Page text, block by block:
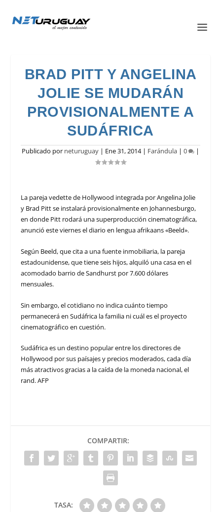
BRAD PITT Y ANGELINA
JOLIE SE MUDARÁN
PROVISIONALMENTE A
SUDÁFRICA
Publicado por neturuguay | Ene 31, 2014| Farándula | 0 |
La pareja vedette de Hollywood integrada por Angelina Jolie
y Brad Pitt se instalará provisionalmente en Johannesburgo,
en donde Pitt rodará una superproducción cinematográfica,
anunció este viernes el diario en lengua afrikaans «Beeld».
Según Beeld, que cita a una fuente inmobiliaria, la pareja
estadounidense, que tiene seis hijos, alquiló una casa en el
acomodado barrio de Sandhurst por 7.600 dólares
mensuales.
Sin embargo, el cotidiano no indica cuánto tiempo
permanecerá en Sudáfrica la familia ni cuál es el proyecto
cinematográfico en cuestión.
Sudáfrica es un destino popular entre los directores de
Hollywood por sus paísajes y precios moderados, cada día
más atractivos gracias a la caída de la moneda nacional, el
rand. AFP
COMPARTIR:
TASA: